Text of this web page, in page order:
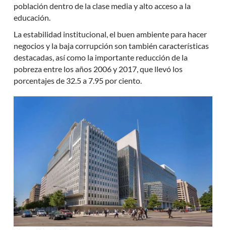
población dentro de la clase media y alto acceso a la
educación.
La estabilidad institucional, el buen ambiente para hacer
negocios y la baja corrupción son también características
destacadas, así como la importante reducción de la
pobreza entre los años 2006 y 2017, que llevó los
porcentajes de 32.5 a 7.95 por ciento.